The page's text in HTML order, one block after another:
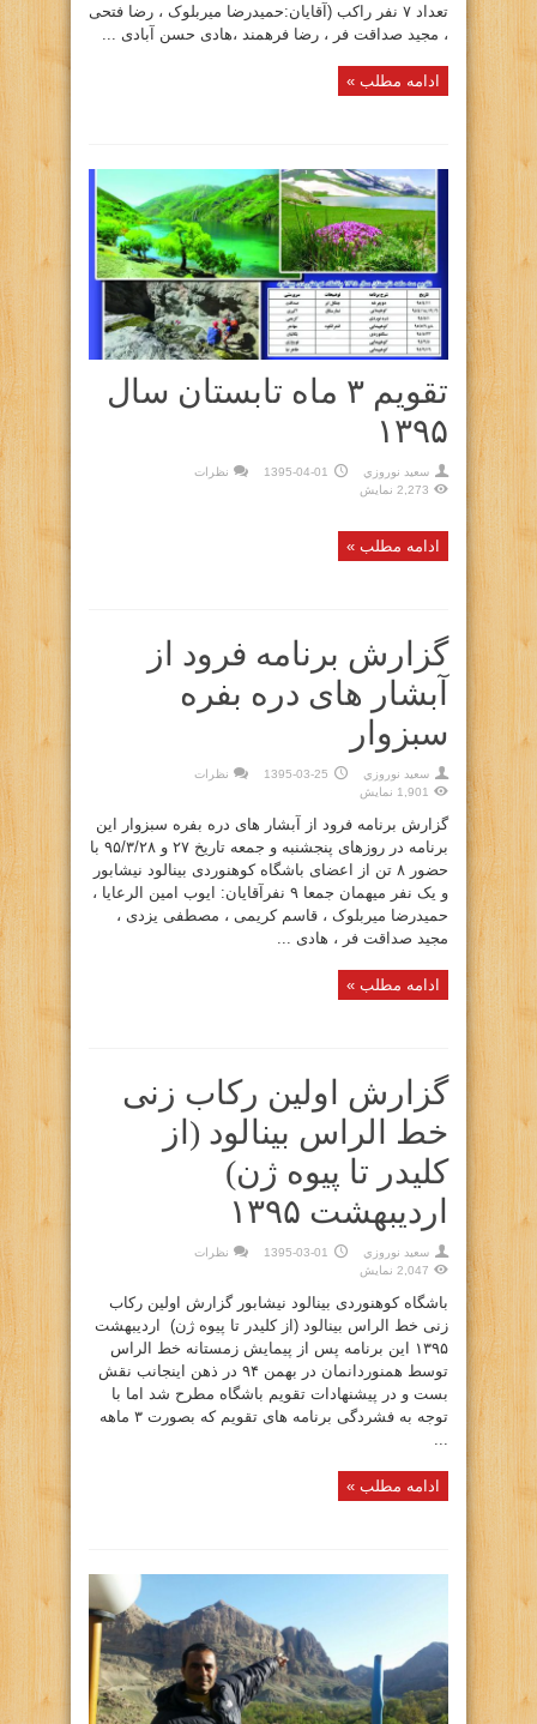
تعداد ۷ نفر راکب (آقایان:حمیدرضا میربلوک ، رضا فتحی
، مجید صداقت فر ، رضا فرهمند ،هادی حسن آبادی ...
ادامه مطلب »
تقویم ۳ ماه تابستان سال
۱۳۹۵
سعيد نوروزي 1395-04-01
نظرات
2,273 نمایش
ادامه مطلب »
گزارش برنامه فرود از
آبشار های دره بفره
سبزوار
سعيد نوروزي 1395-03-25
نظرات
1,901 نمایش
گزارش برنامه فرود از آبشار های دره بفره سبزوار این
برنامه در روزهای پنجشنبه و جمعه تاریخ ۲۷ و ۹۵/۳/۲۸ با
حضور ۸ تن از اعضای باشگاه کوهنوردی بینالود نیشابور
و یک نفر میهمان جمعا ۹ نفرآقایان: ایوب امین الرعایا ،
حمیدرضا میربلوک ، قاسم کریمی ، مصطفی یزدی ،
مجید صداقت فر ، هادی ...
ادامه مطلب »
گزارش اولین رکاب زنی
خط الراس بینالود (از
کلیدر تا پیوه ژن)
اردیبهشت ۱۳۹۵
سعيد نوروزي 1395-03-01
نظرات
2,047 نمایش
باشگاه کوهنوردی بینالود نیشابور گزارش اولین رکاب
زنی خط الراس بینالود (از کلیدر تا پیوه ژن) اردیبهشت
۱۳۹۵ این برنامه پس از پیمایش زمستانه خط الراس
توسط همنوردانمان در بهمن ۹۴ در ذهن اینجانب نقش
بست و در پیشنهادات تقویم باشگاه مطرح شد اما با
توجه به فشردگی برنامه های تقویم که بصورت ۳ ماهه
...
ادامه مطلب »